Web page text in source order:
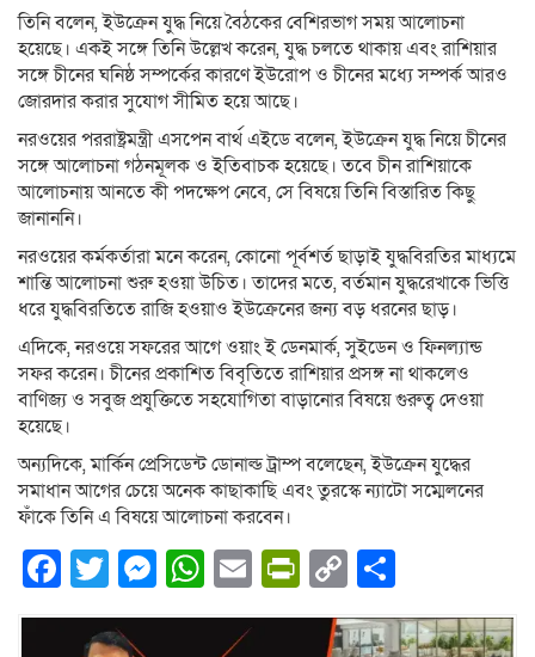
তিনি বলেন, ইউক্রেন যুদ্ধ নিয়ে বৈঠকের বেশিরভাগ সময় আলোচনা
হয়েছে। একই সঙ্গে তিনি উল্লেখ করেন, যুদ্ধ চলতে থাকায় এবং রাশিয়ার
সঙ্গে চীনের ঘনিষ্ঠ সম্পর্কের কারণে ইউরোপ ও চীনের মধ্যে সম্পর্ক আরও
জোরদার করার সুযোগ সীমিত হয়ে আছে।
নরওয়ের পররাষ্ট্রমন্ত্রী এসপেন বার্থ এইডে বলেন, ইউক্রেন যুদ্ধ নিয়ে চীনের
সঙ্গে আলোচনা গঠনমূলক ও ইতিবাচক হয়েছে। তবে চীন রাশিয়াকে
আলোচনায় আনতে কী পদক্ষেপ নেবে, সে বিষয়ে তিনি বিস্তারিত কিছু
জানাননি।
নরওয়ের কর্মকর্তারা মনে করেন, কোনো পূর্বশর্ত ছাড়াই যুদ্ধবিরতির মাধ্যমে
শান্তি আলোচনা শুরু হওয়া উচিত। তাদের মতে, বর্তমান যুদ্ধরেখাকে ভিত্তি
ধরে যুদ্ধবিরতিতে রাজি হওয়াও ইউক্রেনের জন্য বড় ধরনের ছাড়।
এদিকে, নরওয়ে সফরের আগে ওয়াং ই ডেনমার্ক, সুইডেন ও ফিনল্যান্ড
সফর করেন। চীনের প্রকাশিত বিবৃতিতে রাশিয়ার প্রসঙ্গ না থাকলেও
বাণিজ্য ও সবুজ প্রযুক্তিতে সহযোগিতা বাড়ানোর বিষয়ে গুরুত্ব দেওয়া
হয়েছে।
অন্যদিকে, মার্কিন প্রেসিডেন্ট ডোনাল্ড ট্রাম্প বলেছেন, ইউক্রেন যুদ্ধের
সমাধান আগের চেয়ে অনেক কাছাকাছি এবং তুরস্কে ন্যাটো সম্মেলনের
ফাঁকে তিনি এ বিষয়ে আলোচনা করবেন।
Facebook
Twitter
Messenger
WhatsApp
EmailPrintFriendly
Copy
Link